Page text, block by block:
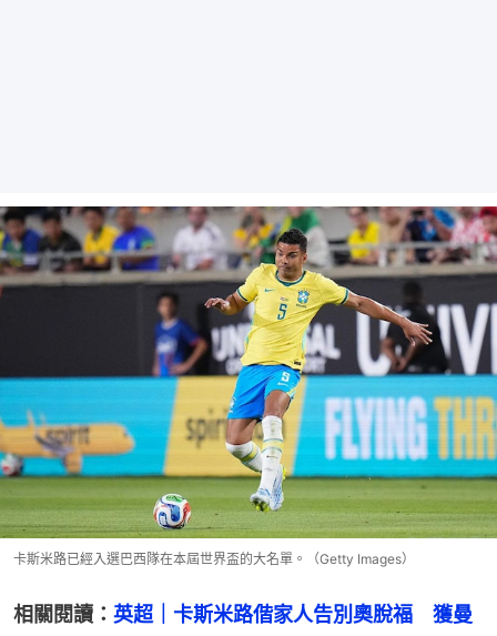
卡斯米路已經入選巴西隊在本屆世界盃的大名單。（Getty Images）
相關閱讀： 英超｜卡斯米路偕家人告別奧脫福　獲曼